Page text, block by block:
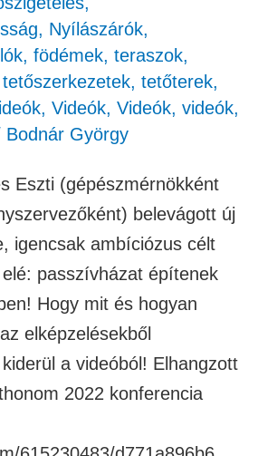
, Nyílászárók,
födémek, teraszok,
tetőterek,
, Videók, Videók, videók,
Bodnár György
Eszti (gépészmérnökként
belevágott új
igencsak ambíciózus célt
passzívházat építenek
Hogy mit és hogyan
elképzelésekből
a videóból! Elhangzott
2022 konferencia